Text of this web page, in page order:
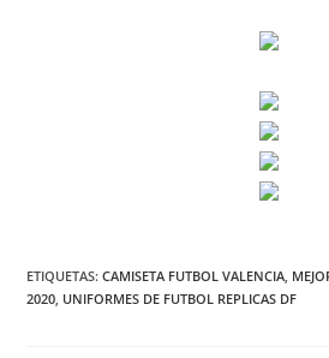
ETIQUETAS:CAMISETA FUTBOL VALENCIA,
2020, UNIFORMES DE FUTBOL REPLICAS DF